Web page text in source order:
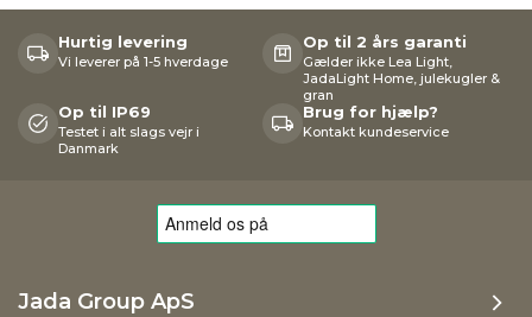
Hurtig levering
Vi leverer på 1-5 hverdage
Op til 2 års garanti
Gælder ikke Lea Light,
JadaLight Home, julekugler &
gran
Op til IP69
Testet i alt slags vejr i
Danmark
Brug for hjælp?
Kontakt kundeservice
Jada Group ApS